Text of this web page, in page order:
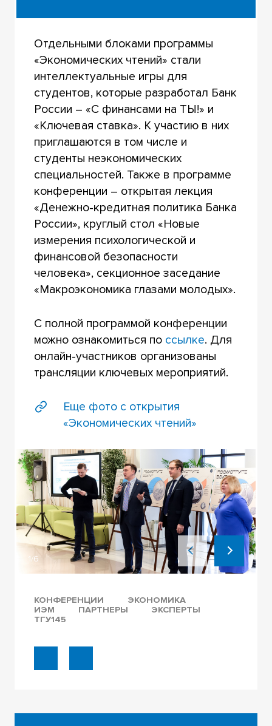
Отдельными блоками программы
«Экономических чтений» стали
интеллектуальные игры для
студентов, которые разработал Банк
России – «С финансами на ТЫ!» и
«Ключевая ставка». К участию в них
приглашаются в том числе и
студенты неэкономических
специальностей. Также в программе
конференции – открытая лекция
«Денежно-кредитная политика Банка
России», круглый стол «Новые
измерения психологической и
финансовой безопасности
человека», секционное заседание
«Макроэкономика глазами молодых».
С полной программой конференции
можно ознакомиться по ссылке. Для
онлайн-участников организованы
трансляции ключевых мероприятий.
Еще фото с открытия
«Экономических чтений»
1/6
КОНФЕРЕНЦИИ
ЭКОНОМИКА
ИЭМ
ПАРТНЕРЫ
ЭКСПЕРТЫ
ТГУ145